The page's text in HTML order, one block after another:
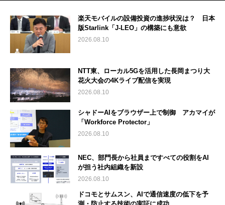
楽天モバイルの設備投資の進捗状況は？ 日本
版Starlink「J-LEO」の構築にも意欲
2026.08.10
NTT東、ローカル5Gを活用した長岡まつり大
花火大会の4Kライブ配信を実現
2026.08.10
シャドーAIをブラウザー上で制御 アカマイが
「Workforce Protector」
2026.08.10
NEC、部門長から社員まですべての役割をAI
が担う社内組織を新設
2026.08.10
ドコモとサムスン、AIで通信速度の低下を予